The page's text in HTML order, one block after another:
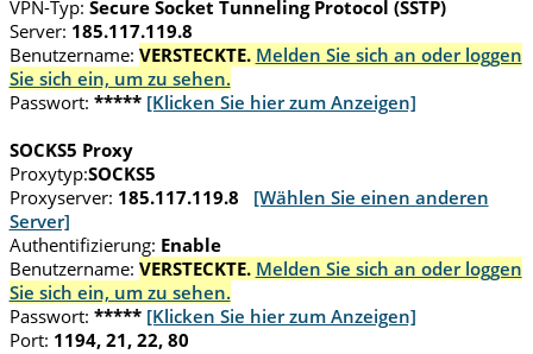
VPN-Typ: Secure Socket Tunneling Protocol (SSTP)
Server: 185.117.119.8
Benutzername: VERSTECKTE. Melden Sie sich an oder loggen
Sie sich ein, um zu sehen.
Passwort: ***** [Klicken Sie hier zum Anzeigen]
SOCKS5 Proxy
Proxytyp:SOCKS5
Proxyserver: 185.117.119.8
[Wählen Sie einen anderen
Server]
Authentifizierung: Enable
Benutzername: VERSTECKTE. Melden Sie sich an oder loggen
Sie sich ein, um zu sehen.
Passwort: ***** [Klicken Sie hier zum Anzeigen]
Port: 1194, 21, 22, 80